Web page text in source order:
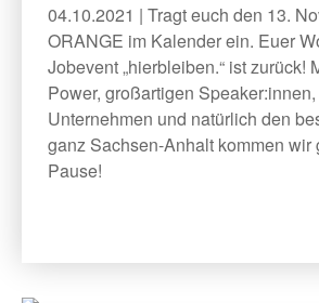
04.10.2021 | Tragt euch den 13.
ORANGE im Kalender ein. Euer
Jobevent „hierbleiben.“ ist zurück!
Power, großartigen
Unternehmen und natürlich den
ganz Sachsen-Anhalt kommen wir
Pause!